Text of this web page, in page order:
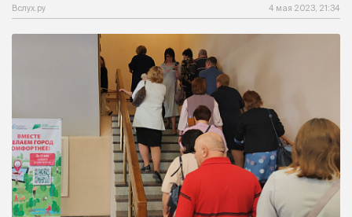
Вслух.ру 4 мая 2023, 21:34